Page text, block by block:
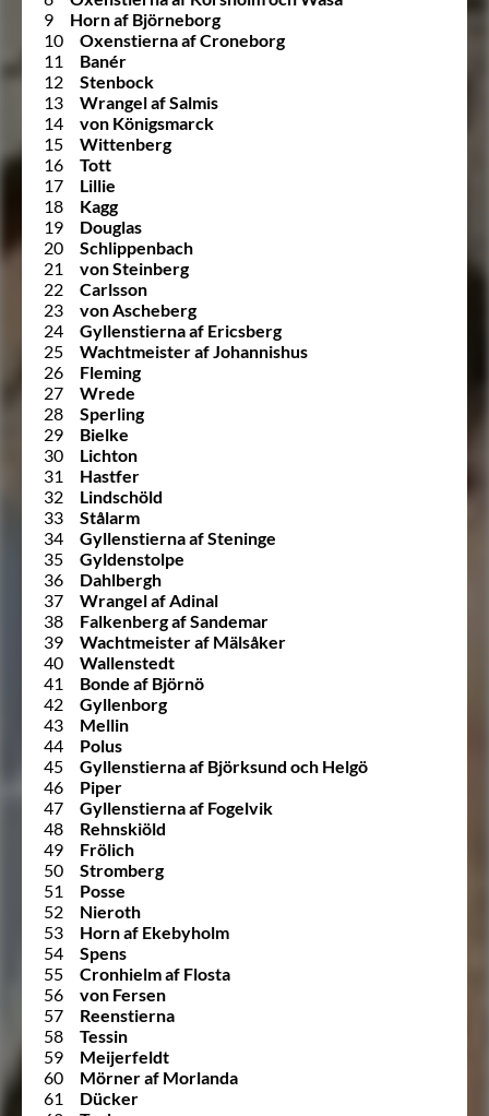
9
Horn af Björneborg
10
Oxenstierna af Croneborg
11
Banér
12
Stenbock
13
Wrangel af Salmis
14
von Königsmarck
15
Wittenberg
16
Tott
17
Lillie
18
Kagg
19
Douglas
20
Schlippenbach
21
von Steinberg
22
Carlsson
23
von Ascheberg
24
Gyllenstierna af Ericsberg
25
Wachtmeister af Johannishus
26
Fleming
27
Wrede
28
Sperling
29
Bielke
30
Lichton
31
Hastfer
32
Lindschöld
33
Stålarm
34
Gyllenstierna af Steninge
35
Gyldenstolpe
36
Dahlbergh
37
Wrangel af Adinal
38
Falkenberg af Sandemar
39
Wachtmeister af Mälsåker
40
Wallenstedt
41
Bonde af Björnö
42
Gyllenborg
43
Mellin
44
Polus
45
Gyllenstierna af Björksund och Helgö
46
Piper
47
Gyllenstierna af Fogelvik
48
Rehnskiöld
49
Frölich
50
Stromberg
51
Posse
52
Nieroth
53
Horn af Ekebyholm
54
Spens
55
Cronhielm af Flosta
56
von Fersen
57
Reenstierna
58
Tessin
59
Meijerfeldt
60
Mörner af Morlanda
61
Dücker